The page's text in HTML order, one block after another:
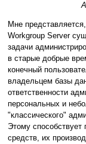
Мне
Workgroup Server
задачи
в старые добрые
конечный
владельцем базы
ответственности
персональных и
"классического"
Этому
средств, их